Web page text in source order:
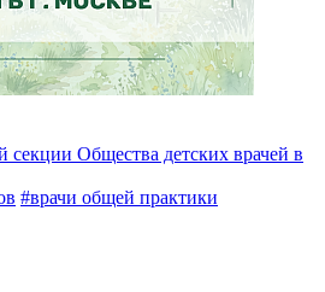
секции Общества детских врачей в
#врачи общей практики